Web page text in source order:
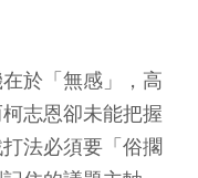
於「無感」，高
志恩卻未能把握
法必須要「俗擱